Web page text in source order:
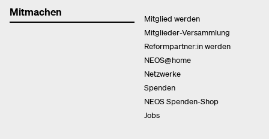
Mitmachen
Mitglied werden
Mitglieder-Versammlung
Reformpartner:in werden
NEOS@home
Netzwerke
Spenden
NEOS Spenden-Shop
Jobs